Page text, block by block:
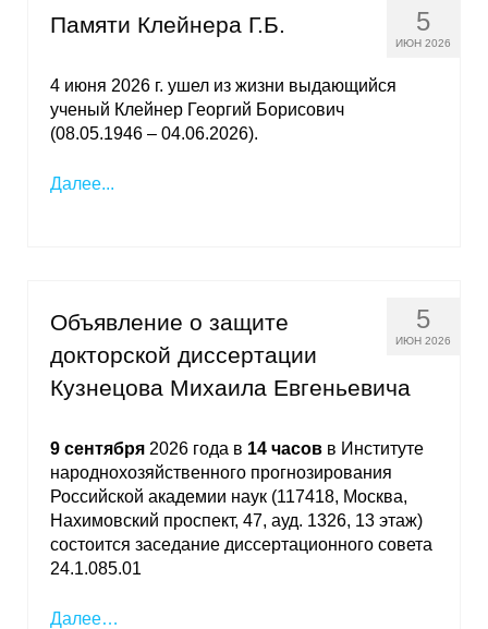
5
ИЮН 2026
Памяти Клейнера Г.Б.
4 июня 2026 г. ушел из жизни выдающийся
ученый Клейнер Георгий Борисович
(08.05.1946 – 04.06.2026).
Далее...
5
ИЮН 2026
Объявление о защите
докторской диссертации
Кузнецова Михаила Евгеньевича
9 сентября 2026 года в 14 часов в Институте
народнохозяйственного прогнозирования
Российской академии наук (117418, Москва,
Нахимовский проспект, 47, ауд. 1326, 13 этаж)
состоится заседание диссертационного совета
24.1.085.01
Далее…